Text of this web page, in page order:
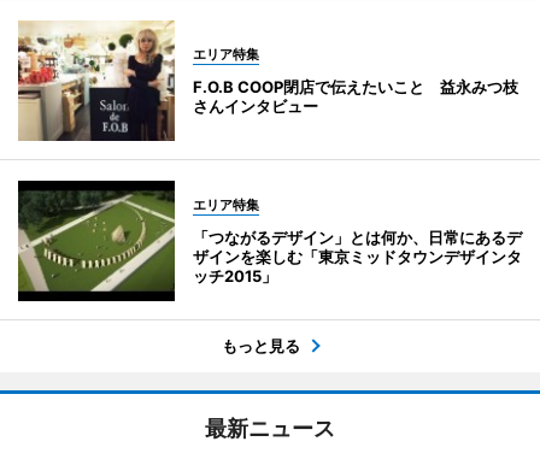
エリア特集
F.O.B COOP閉店で伝えたいこと 益永みつ枝
さんインタビュー
エリア特集
「つながるデザイン」とは何か、日常にあるデ
ザインを楽しむ「東京ミッドタウンデザインタ
ッチ2015」
もっと見る
最新ニュース